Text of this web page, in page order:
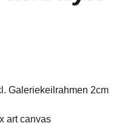
Galeriekeilrahmen 2cm
art canvas